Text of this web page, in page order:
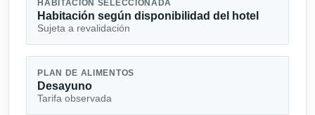
HABITACIÓN SELECCIONADA
Habitación según disponibilidad del hotel
Sujeta a revalidación
PLAN DE ALIMENTOS
Desayuno
Tarifa observada